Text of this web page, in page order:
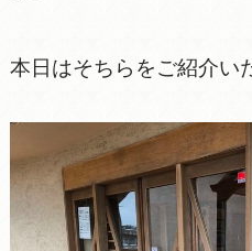
本日はそちらをご紹介い